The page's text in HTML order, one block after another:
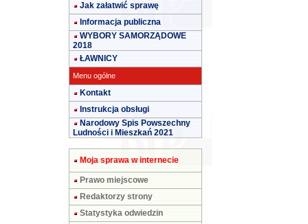
Jak załatwić sprawę
Informacja publiczna
WYBORY SAMORZĄDOWE
2018
ŁAWNICY
Menu ogólne
Kontakt
Instrukcja obsługi
Narodowy Spis Powszechny
Ludności i Mieszkań 2021
Moja sprawa w internecie
Prawo miejscowe
Redaktorzy strony
Statystyka odwiedzin